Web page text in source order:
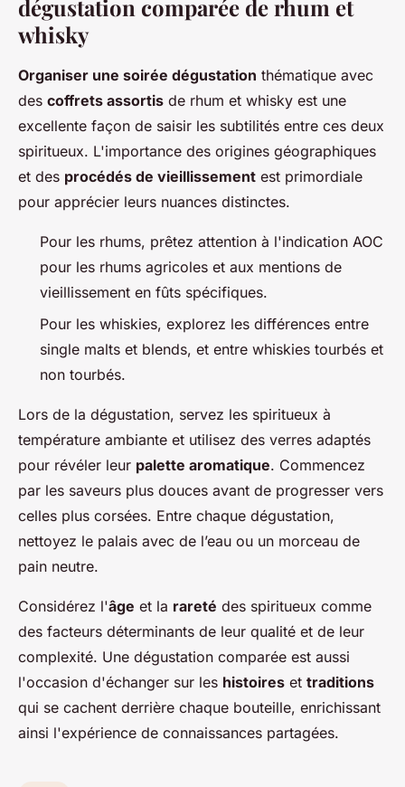
dégustation comparée de rhum et
whisky
Organiser une soirée dégustation thématique avec
des coffrets assortis de rhum et whisky est une
excellente façon de saisir les subtilités entre ces deux
spiritueux. L'importance des origines géographiques
et des procédés de vieillissement est primordiale
pour apprécier leurs nuances distinctes.
Pour les rhums, prêtez attention à l'indication AOC
pour les rhums agricoles et aux mentions de
vieillissement en fûts spécifiques.
Pour les whiskies, explorez les différences entre
single malts et blends, et entre whiskies tourbés et
non tourbés.
Lors de la dégustation, servez les spiritueux à
température ambiante et utilisez des verres adaptés
pour révéler leur palette aromatique. Commencez
par les saveurs plus douces avant de progresser vers
celles plus corsées. Entre chaque dégustation,
nettoyez le palais avec de l’eau ou un morceau de
pain neutre.
Considérez l'âge et la rareté des spiritueux comme
des facteurs déterminants de leur qualité et de leur
complexité. Une dégustation comparée est aussi
l'occasion d'échanger sur les histoires et traditions
qui se cachent derrière chaque bouteille, enrichissant
ainsi l'expérience de connaissances partagées.